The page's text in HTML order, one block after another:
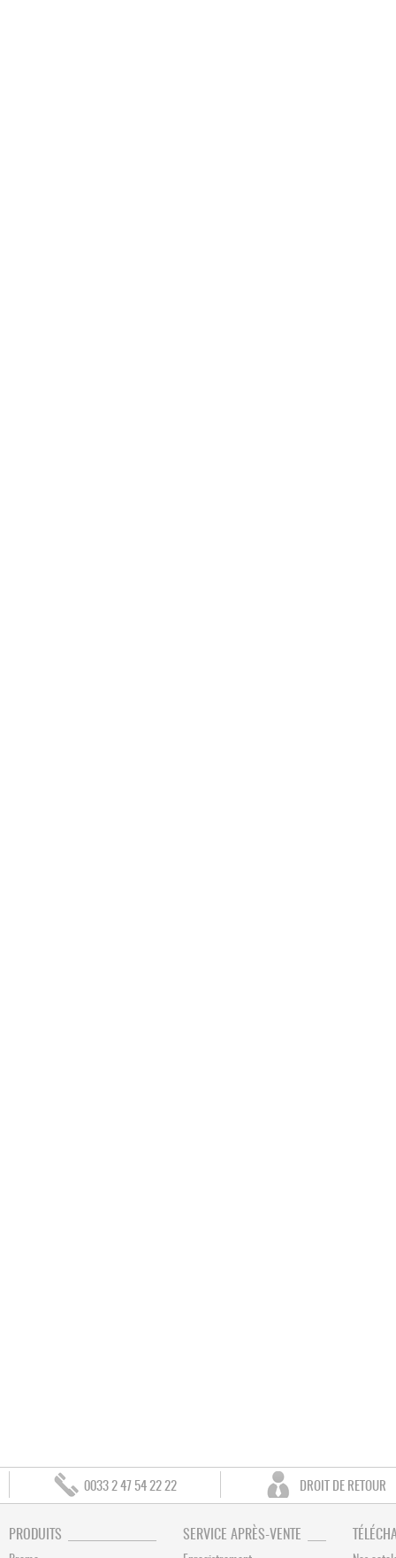
0033 2 47 54 22 22 DROIT DE RETOUR
PRODUITS SERVICE APRÈS-VENTE